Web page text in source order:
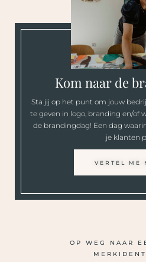
Kom naar de
Sta jij op het punt om jouw
te geven in logo, branding en/of
de brandingdag! Een dag
je klanten
VERTEL ME
OP WEG NAAR